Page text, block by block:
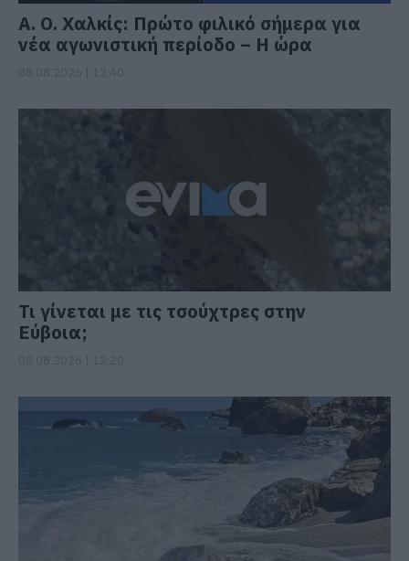
Α. Ο. Χαλκίς: Πρώτο φιλικό σήμερα για
νέα αγωνιστική περίοδο – Η ώρα
Τι γίνεται με τις τσούχτρες στην
Εύβοια;